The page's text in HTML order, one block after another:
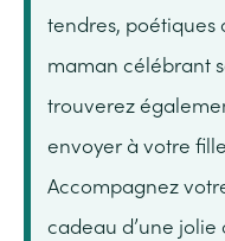
tendres, poétiques
maman célébrant
trouverez
envoyer à votre
Accompagnez
cadeau d’une